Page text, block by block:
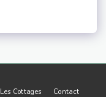
Les Cottages Contact